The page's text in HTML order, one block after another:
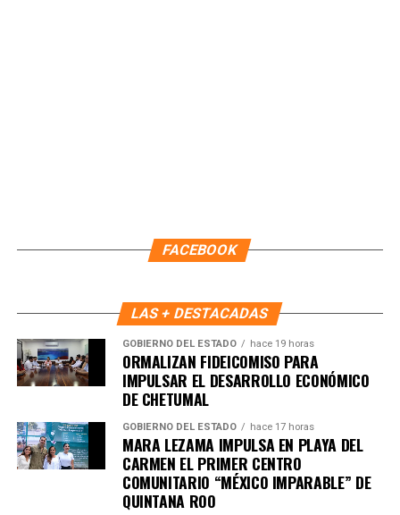
Recibe las noticias al instante
Únete al canal oficial de WhatsApp de
Quinto Podery recibe las noticias más
FACEBOOK
LAS + DESTACADAS
GOBIERNO DEL ESTADO hace 19 horas
ORMALIZAN FIDEICOMISO PARA
IMPULSAR EL DESARROLLO ECONÓMICO
DE CHETUMAL
GOBIERNO DEL ESTADO hace 17 horas
MARA LEZAMA IMPULSA EN PLAYA DEL
CARMEN EL PRIMER CENTRO
COMUNITARIO “MÉXICO IMPARABLE” DE
QUINTANA ROO